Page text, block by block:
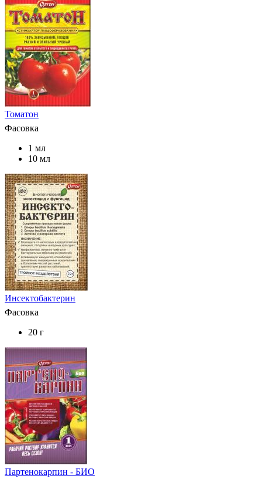
Томатон
Фасовка
1 мл
10 мл
Инсектобактерин
Фасовка
20 г
Партенокарпин - БИО